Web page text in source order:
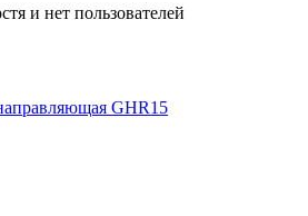
и нет пользователей
GHR15